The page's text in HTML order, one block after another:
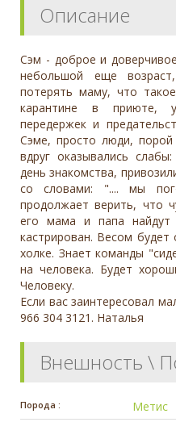
Описание
Сэм - доброе и
небольшой еще
потерять маму, что
карантине в приюте,
передержек и
Сэме, просто люди,
вдруг оказывались
день знакомства,
со словами: ".... мы
продолжает верить, что
его мама и папа
кастрирован. Весом
холке. Знает команды
на человека. Будет
Человеку.
Если вас заинтересовал
966 304 3121. Наталья
Внешность \
Порода : Метис